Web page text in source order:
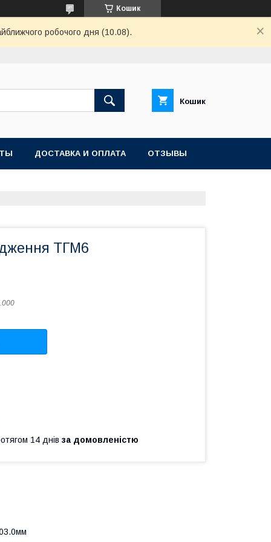
Кошик
робочого дня (10.08).
Кошик
ДОСТАВКА И ОПЛАТА ОТЗЫВЫ
ТГМ6
14 днів за домовленістю